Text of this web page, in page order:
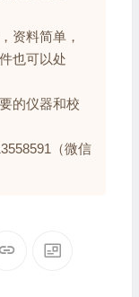
资料简单，
也可以处
的仪器和校
（微信